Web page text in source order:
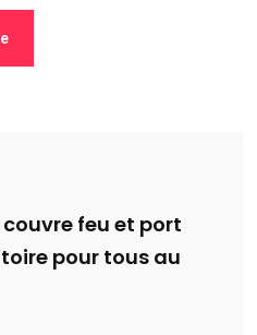
feu et port
pour tous au